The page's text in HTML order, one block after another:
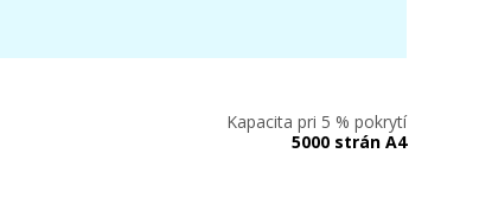
Kapacita pri 5 % pokrytí
5000 strán A4